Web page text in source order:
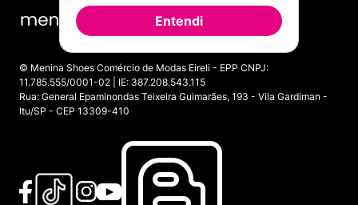
© Menina Shoes Comércio de Modas Eireli - EPP CNPJ:
11.785.555/0001-02 | IE: 387.208.543.115
Rua: General Epaminondas Teixeira Guimarães, 193 - Vila Gardiman -
Itu/SP - CEP 13309-410
Entendi